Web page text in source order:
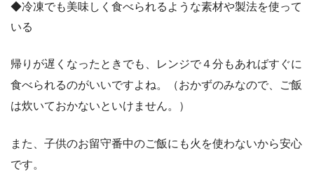
◆冷凍でも美味しく食べられるような素材や製法を使って
いる
帰りが遅くなったときでも、レンジで４分もあればすぐに
食べられるのがいいですよね。（おかずのみなので、ご飯
は炊いておかないといけません。）
また、子供のお留守番中のご飯にも火を使わないから安心
です。